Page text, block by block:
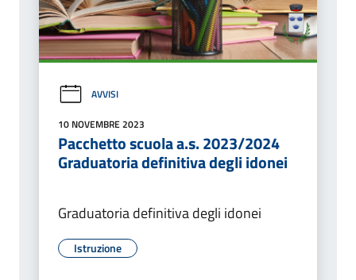
AVVISI
10 NOVEMBRE 2023
Pacchetto scuola a.s. 2023/2024
Graduatoria definitiva degli idonei
Graduatoria definitiva degli idonei
Istruzione